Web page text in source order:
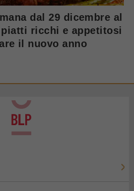
dal 29 dicembre al
ricchi e appetitosi
il nuovo anno